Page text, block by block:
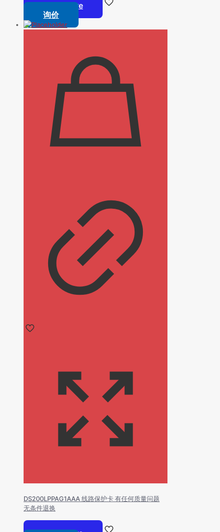
Read more
询价
DS200LPPAG1AAA 线路保护卡 有任何质量问题
无条件退换